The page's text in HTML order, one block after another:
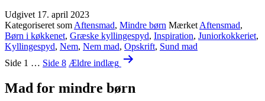
Udgivet 17. april 2023
Kategoriseret som Aftensmad, Mindre børn Mærket Aftensmad,
Børn i køkkenet, Græske kyllingespyd, Inspiration, Juniorkokkeriet,
Kyllingespyd, Nem, Nem mad, Opskrift, Sund mad
Indlægsinddeling
Side 1 … Side 8 Ældre indlæg
Mad for mindre børn